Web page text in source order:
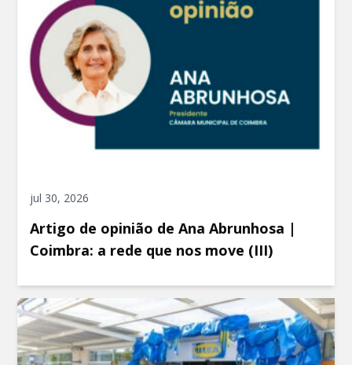
jul 30, 2026
Artigo de opinião de Ana Abrunhosa |
Coimbra: a rede que nos move (III)